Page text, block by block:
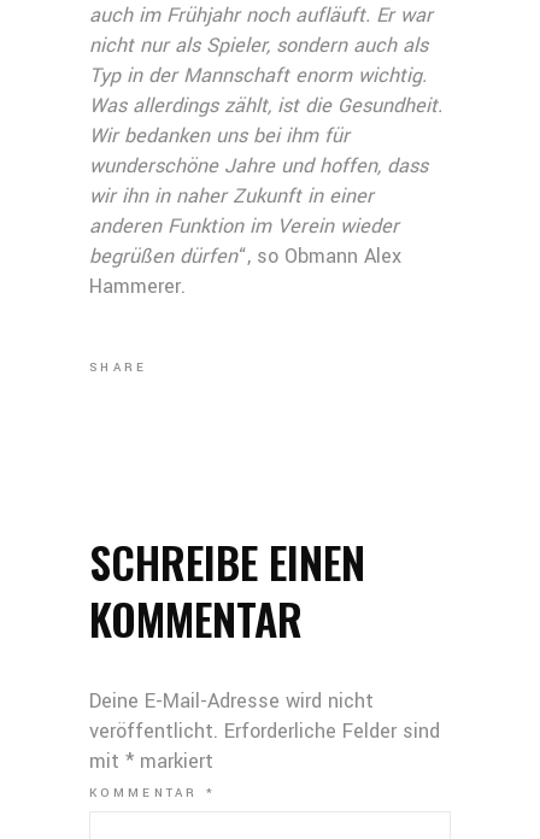
auch im Frühjahr noch aufläuft. Er war
nicht nur als Spieler, sondern auch als
Typ in der Mannschaft enorm wichtig.
Was allerdings zählt, ist die Gesundheit.
Wir bedanken uns bei ihm für
wunderschöne Jahre und hoffen, dass
wir ihn in naher Zukunft in einer
anderen Funktion im Verein wieder
begrüßen dürfen“, so Obmann Alex
Hammerer.
SHARE
SCHREIBE EINEN
KOMMENTAR
Deine E-Mail-Adresse wird nicht
veröffentlicht. Erforderliche Felder sind
mit * markiert
KOMMENTAR*